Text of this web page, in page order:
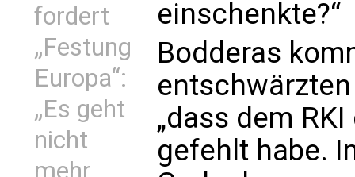
fordert
„Festung
Europa“:
„Es geht
nicht
mehr
einschenkte?“
Bodderas
„dass dem
gefehlt habe.